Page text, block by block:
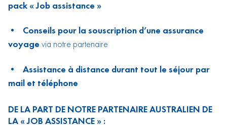
pack « Job assistance »
• Conseils pour la souscription d’une assurance
voyage via notre partenaire
• Assistance à distance durant tout le séjour par
mail et téléphone
DE LA PART DE NOTRE PARTENAIRE AUSTRALIEN DE
LA « JOB ASSISTANCE » :